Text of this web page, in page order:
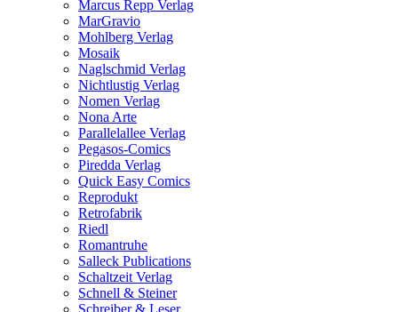
Marcus Repp Verlag
MarGravio
Mohlberg Verlag
Mosaik
Naglschmid Verlag
Nichtlustig Verlag
Nomen Verlag
Nona Arte
Parallelallee Verlag
Pegasos-Comics
Piredda Verlag
Quick Easy Comics
Reprodukt
Retrofabrik
Riedl
Romantruhe
Salleck Publications
Schaltzeit Verlag
Schnell & Steiner
Schreiber & Leser